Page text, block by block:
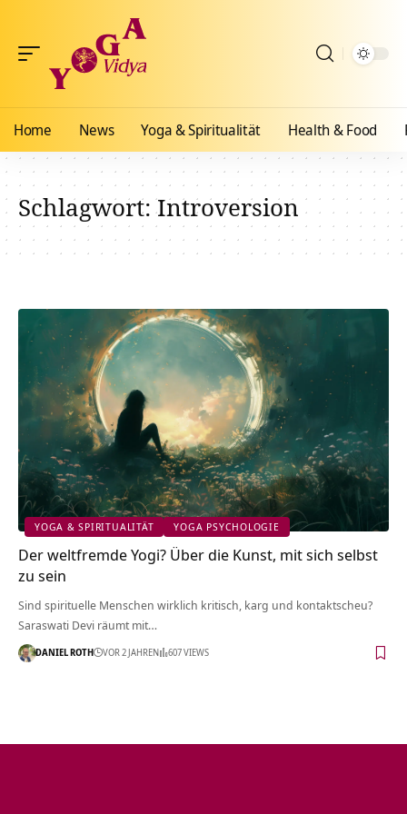
Home News Yoga & Spiritualität Health & Food
Schlagwort:Introversion
YOGA & SPIRITUALITÄT YOGA PSYCHOLOGIE
Der weltfremde Yogi? Über die Kunst, mit sich selbst
zu sein
Sind spirituelle Menschen wirklich kritisch, karg und kontaktscheu?
Saraswati Devi räumt mit…
DANIEL ROTH VOR 2 JAHREN 607 VIEWS